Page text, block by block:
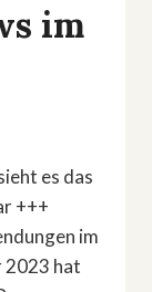
im
es das
+++
im
2023 hat